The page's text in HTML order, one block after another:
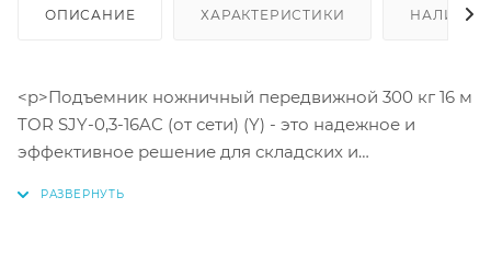
ОПИСАНИЕ ХАРАКТЕРИСТИКИ
<p>Подъемник ножничный передвижной 300 кг 16 м
TOR SJY-0,3-16AC (от сети) (Y) - это надежное и
эффективное решение для складских и